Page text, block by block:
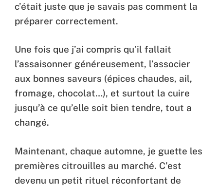
c’était juste que je savais pas comment la
préparer correctement.
Une fois que j’ai compris qu’il fallait
l’assaisonner généreusement, l’associer
aux bonnes saveurs (épices chaudes, ail,
fromage, chocolat…), et surtout la cuire
jusqu’à ce qu’elle soit bien tendre, tout a
changé.
Maintenant, chaque automne, je guette les
premières citrouilles au marché. C’est
devenu un petit rituel réconfortant de